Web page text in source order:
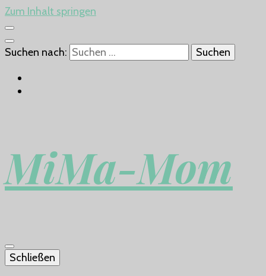
Zum Inhalt springen
Suchen nach:
MiMa-Mom
Schließen